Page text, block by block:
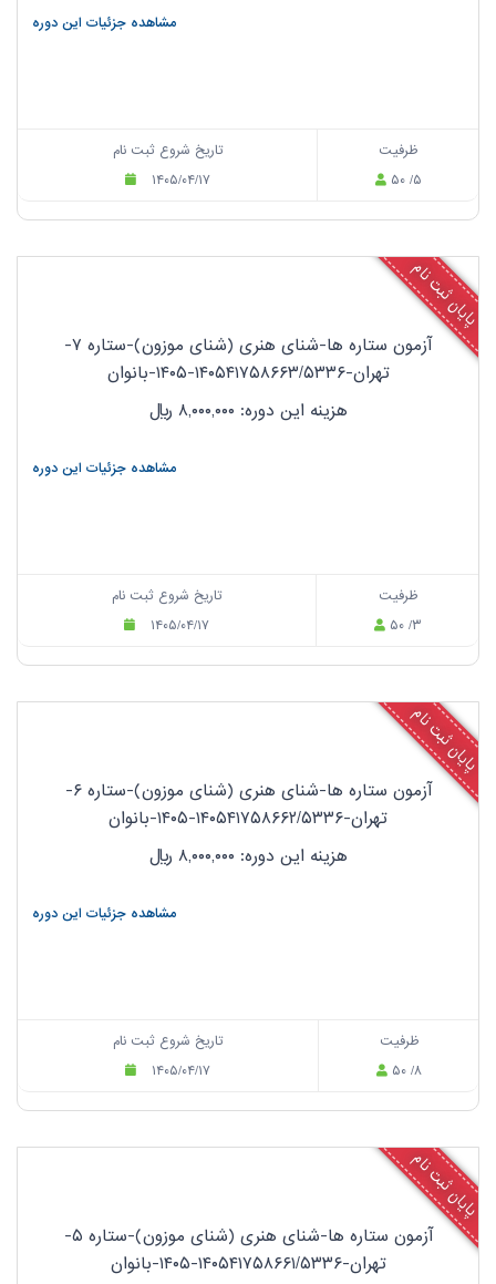
مشاهده جزئیات این دوره
تاریخ شروع ثبت نام
۱۴۰۵/۰۴/۱۷
ظرفیت
۵۰ /۵
پایان ثبت نام
آزمون ستاره ها-شنای هنری (شنای موزون)-ستاره ۷-
تهران-۱۴۰۵۴۱۷۵۸۶۶۳/۵۳۳۶-۱۴۰۵-بانوان
هزینه این دوره: ۸,۰۰۰,۰۰۰
ریال
مشاهده جزئیات این دوره
تاریخ شروع ثبت نام
۱۴۰۵/۰۴/۱۷
ظرفیت
۵۰ /۳
پایان ثبت نام
آزمون ستاره ها-شنای هنری (شنای موزون)-ستاره ۶-
تهران-۱۴۰۵۴۱۷۵۸۶۶۲/۵۳۳۶-۱۴۰۵-بانوان
هزینه این دوره: ۸,۰۰۰,۰۰۰
ریال
مشاهده جزئیات این دوره
تاریخ شروع ثبت نام
۱۴۰۵/۰۴/۱۷
ظرفیت
۵۰ /۸
پایان ثبت نام
آزمون ستاره ها-شنای هنری (شنای موزون)-ستاره ۵-
تهران-۱۴۰۵۴۱۷۵۸۶۶۱/۵۳۳۶-۱۴۰۵-بانوان